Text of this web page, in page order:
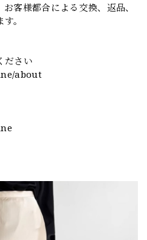
客様都合による交換、返品、
。
ださい
about